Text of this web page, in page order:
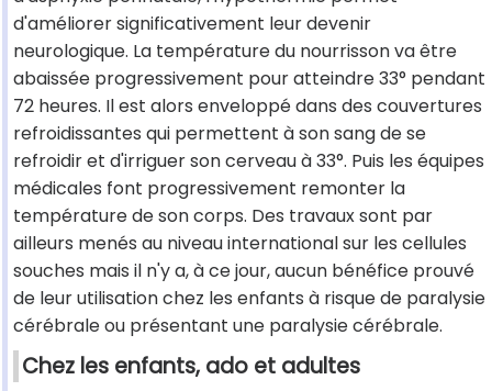
d'améliorer significativement leur devenir
neurologique. La température du nourrisson va être
abaissée progressivement pour atteindre 33° pendant
72 heures. Il est alors enveloppé dans des couvertures
refroidissantes qui permettent à son sang de se
refroidir et d'irriguer son cerveau à 33°. Puis les équipes
médicales font progressivement remonter la
température de son corps. Des travaux sont par
ailleurs menés au niveau international sur les cellules
souches mais il n'y a, à ce jour, aucun bénéfice prouvé
de leur utilisation chez les enfants à risque de paralysie
cérébrale ou présentant une paralysie cérébrale.
Chez les enfants, ado et adultes